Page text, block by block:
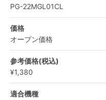
PG-22MGL01CL
価格
オープン価格
参考価格(税込)
¥1,380
適合機種